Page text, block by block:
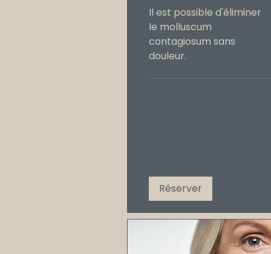
Il est possible d'éliminer
le molluscum
contagiosum sans
douleur.
Réserver